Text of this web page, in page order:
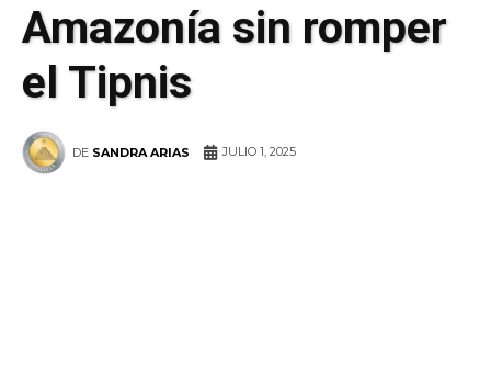
Amazonía sin romper
el Tipnis
DE SANDRA ARIAS JULIO 1, 2025